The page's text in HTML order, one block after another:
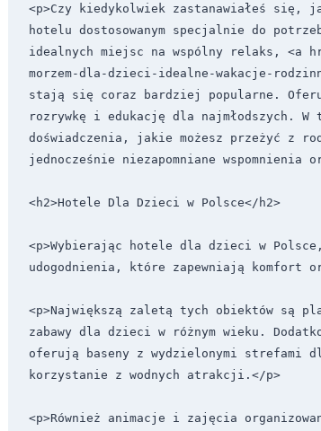
<p>Czy kiedykolwiek zastanawiałeś się,
hotelu dostosowanym specjalnie do
idealnych miejsc na wspólny relaks, <a
morzem-dla-dzieci-idealne-wakacje-
stają się coraz bardziej popularne.
rozrywkę i edukację dla najmłodszych.
doświadczenia, jakie możesz przeżyć z
jednocześnie niezapomniane wspomnienia
<h2>Hotele Dla Dzieci w Polsce</h2>
<p>Wybierając hotele dla dzieci w
udogodnienia, które zapewniają komfort
<p>Największą zaletą tych obiektów są
zabawy dla dzieci w różnym wieku.
oferują baseny z wydzielonymi strefami
korzystanie z wodnych atrakcji.</p>
<p>Również animacje i zajęcia